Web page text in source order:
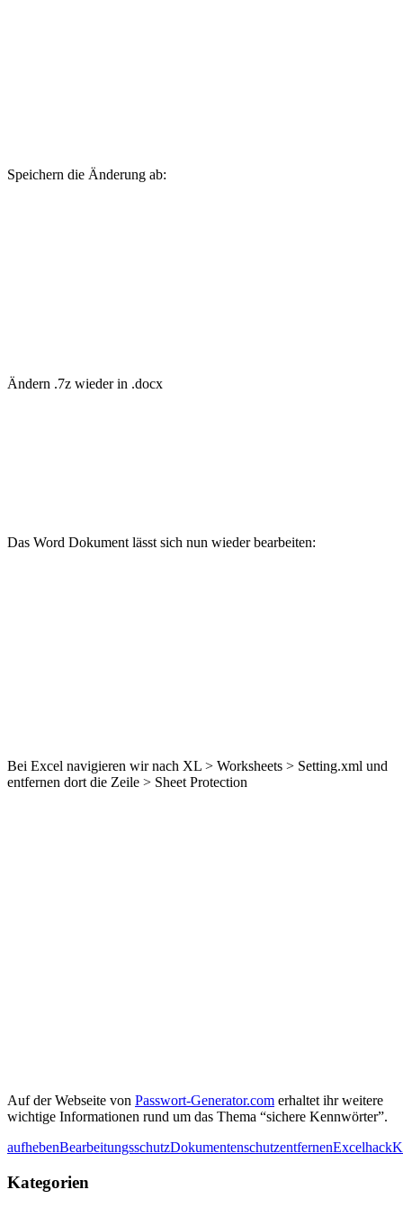
Speichern die Änderung ab:
Ändern .7z wieder in .docx
Das Word Dokument lässt sich nun wieder bearbeiten:
Bei Excel navigieren wir nach XL > Worksheets > Setting.xml und
entfernen dort die Zeile > Sheet Protection
Auf der Webseite von Passwort-Generator.com erhaltet ihr weitere
wichtige Informationen rund um das Thema “sichere Kennwörter”.
aufhebenBearbeitungsschutzDokumentenschutzentfernenExcelhack
Kategorien